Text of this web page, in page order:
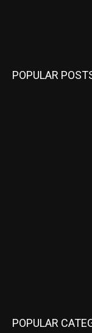
POPULAR
POPULAR